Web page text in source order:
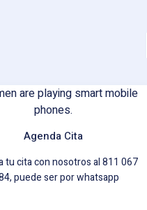
Agenda Cita
tu cita con nosotros al 811 067
puede ser por whatsapp